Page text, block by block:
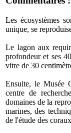
Les écosystèmes
unique, se
Le lagon aux
profondeur et ses
vitre de 30
Ensuite, le Musée
centre de
domaines de la
marines, des
de l'étude des